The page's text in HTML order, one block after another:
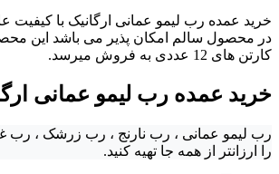
خرید عمده رب لیمو عمانی ارگانیک با
در محصول سالم امکان پذیر می باشد این
کارتن های 12 عددی به فروش میرسد.
خرید عمده رب لیمو عمانی
رب لیمو عمانی ، رب نارنج ، رب زرشک ، رب
را ارزانتر از همه جا تهیه کنید.